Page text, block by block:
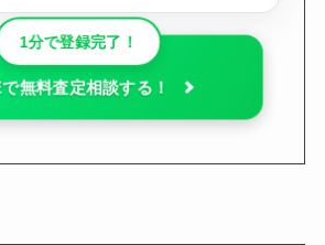
1分で登録完了！
無料査定相談する！